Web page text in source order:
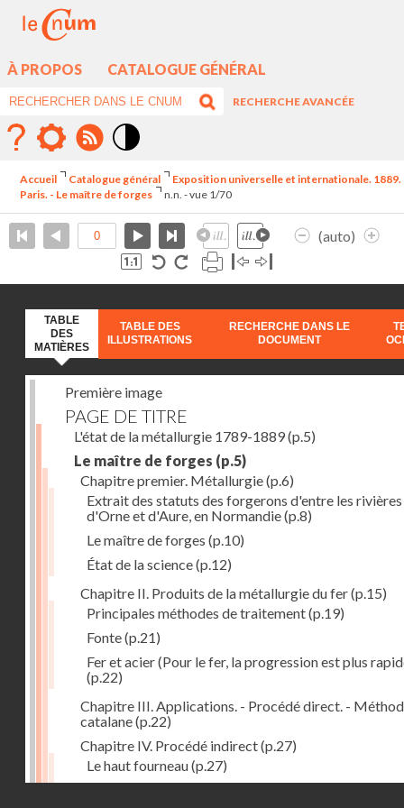
À PROPOS CATALOGUE GÉNÉRAL
RECHERCHE AVANCÉE
élévé
Accueil Catalogue général
Exposition universelle et internationale. 1889.
Paris. - Le maître de forges
n.n. - vue 1/70
(auto)
TABLE
DES
MATIÈRES
TABLE DES
ILLUSTRATIONS
RECHERCHE DANS LE
DOCUMENT
Première image
PAGE DE TITRE
L'état de la métallurgie 1789-1889(p.5)
Le maître de forges (p.5)
Chapitre premier. Métallurgie(p.6)
Extrait des statuts des forgerons d'entre les rivières
d'Orne et d'Aure, en Normandie(p.8)
Le maître de forges (p.10)
État de la science(p.12)
Chapitre II. Produits de la métallurgie du fer(p.15)
Principales méthodes de traitement(p.19)
Fonte(p.21)
Fer et acier (Pour le fer, la progression est plus
(p.22)
Chapitre III. Applications. - Procédé direct. -
catalane(p.22)
Chapitre IV. Procédé indirect(p.27)
Le haut fourneau(p.27)